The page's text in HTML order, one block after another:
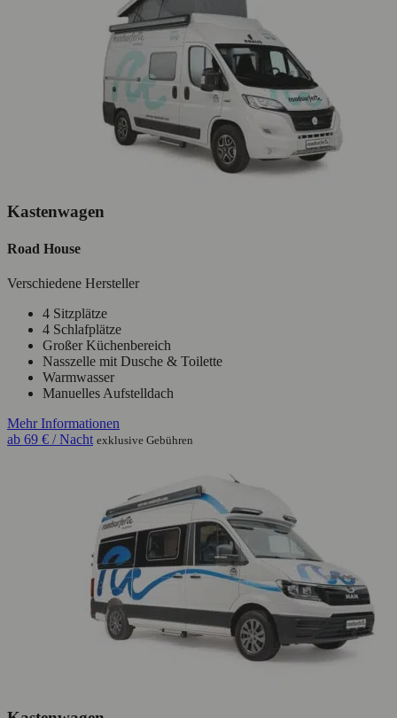
Kastenwagen
Road House
Verschiedene Hersteller
4 Sitzplätze
4 Schlafplätze
Großer Küchenbereich
Nasszelle mit Dusche & Toilette
Warmwasser
Manuelles Aufstelldach
Mehr Informationen
ab 69 € / Nacht exklusive Gebühren